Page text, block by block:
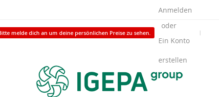
melde dich an um deine persönlichen Preise zu sehen.
Anmelden
Ein Konto
erstellen